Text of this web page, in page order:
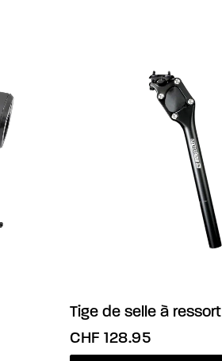
Tige de selle à ressort
CHF 128.95